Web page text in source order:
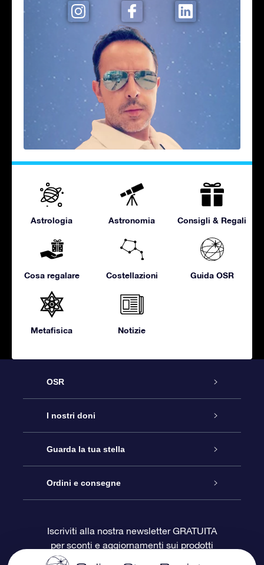
Astrologia Astronomia Consigli & Regali
Cosa regalare Costellazioni Guida OSR
Metafisica Notizie
OSR
Assistenza
Contattaci
Blog
OSR Recensioni
I nostri doni
Online Star Gift
Pacchetto regalo OSR
Gift Card OSR
Guarda la tua stella
Registro stellare
Star Page personalizzata
Ordini e consegne
Informazioni di Pagamento
Iscriviti alla nostra newsletter GRATUITA
per sconti e aggiornamenti sui prodotti